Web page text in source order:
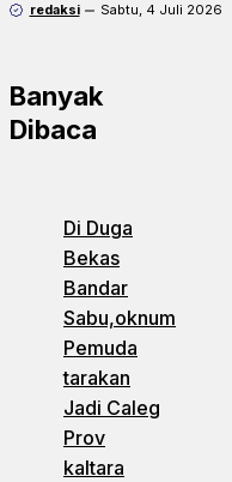
redaksi Sabtu, 4 Juli 2026
Banyak
Dibaca
Di Duga
Bekas
Bandar
Sabu,oknum
Pemuda
tarakan
Jadi Caleg
Prov
kaltara